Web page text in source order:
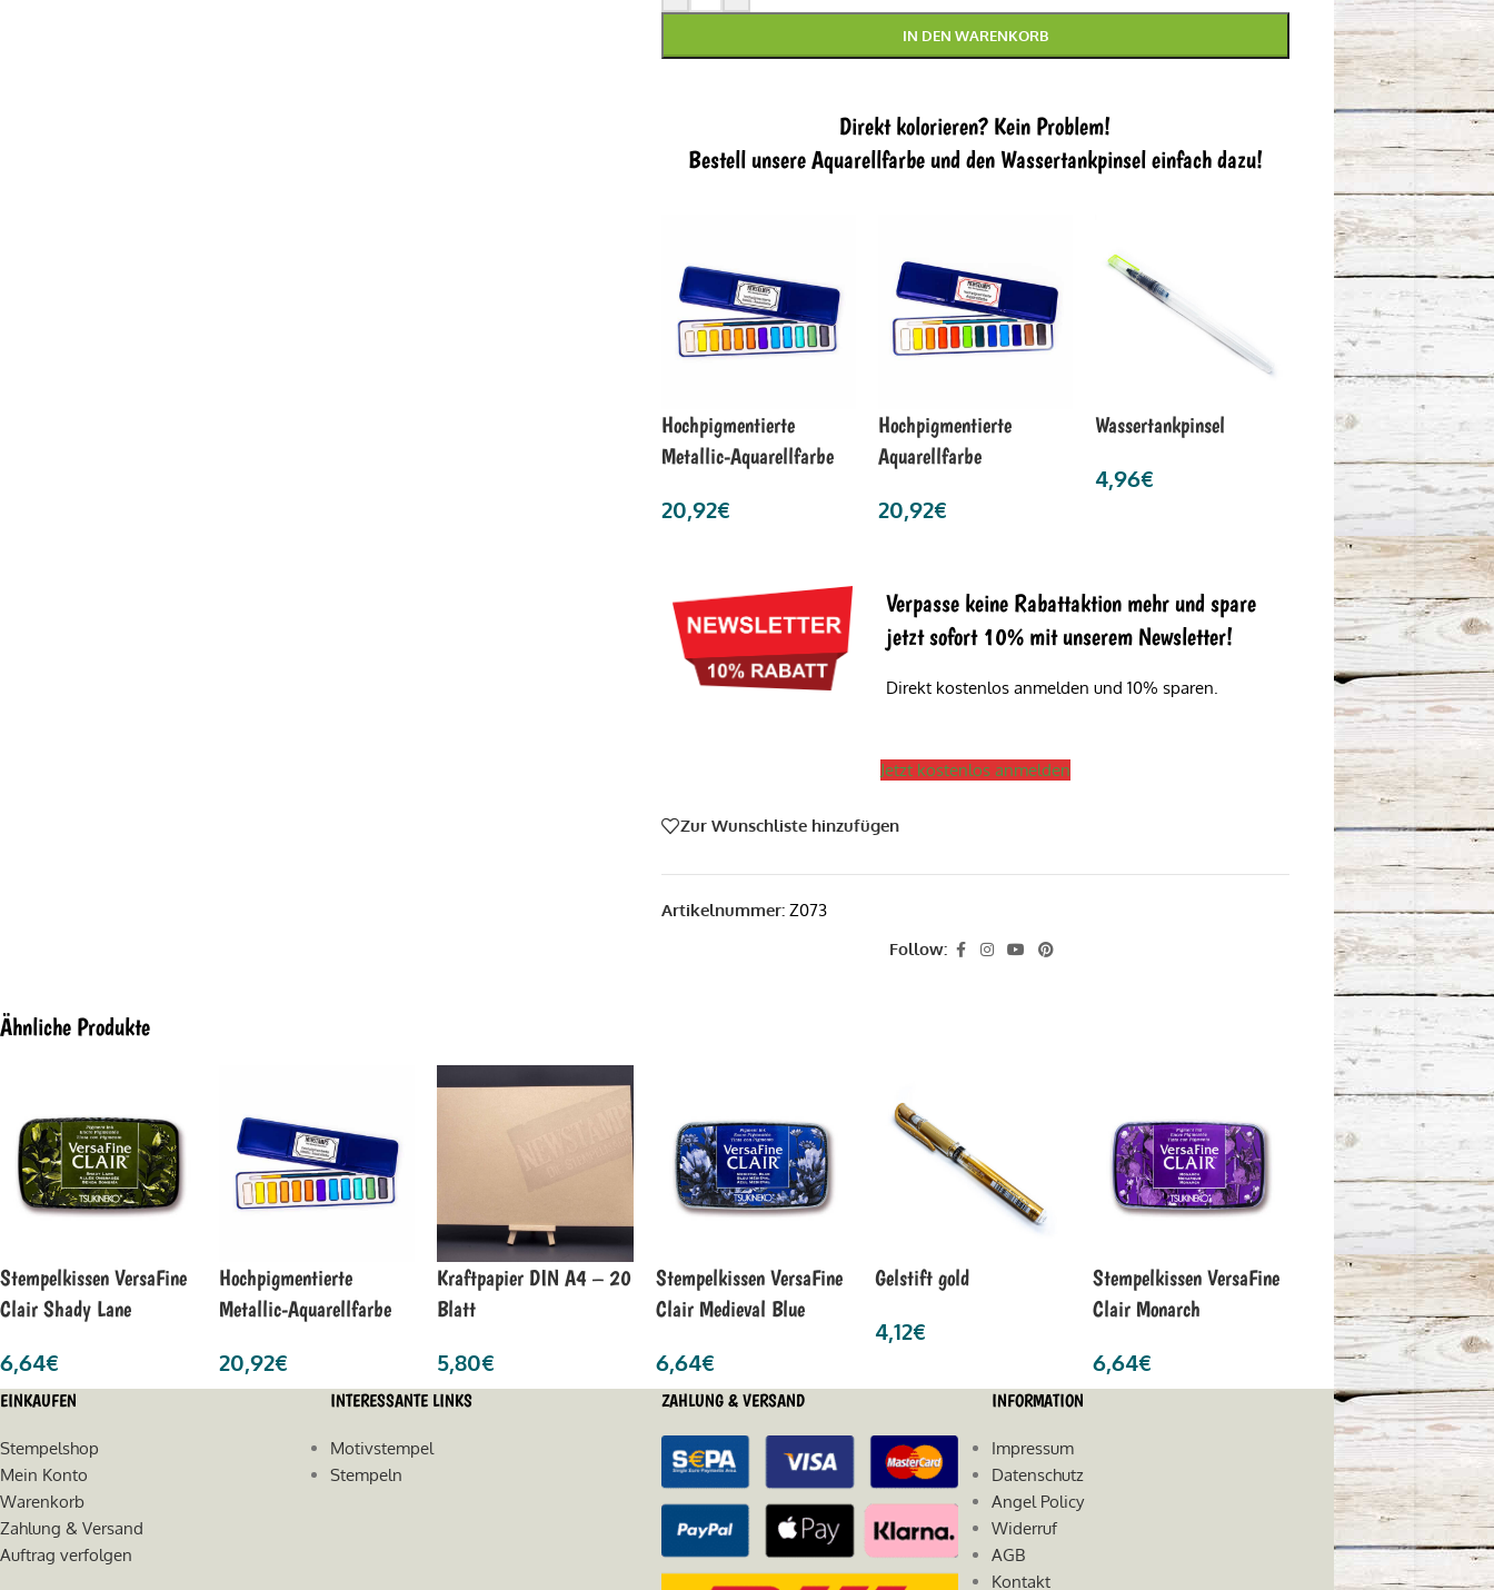
IN DEN WARENKORB
Direkt kolorieren? Kein Problem!
Bestell unsere Aquarellfarbe und den Wassertankpinsel einfach dazu!
Hochpigmentierte
Metallic-Aquarellfarbe
20,92€
Hochpigmentierte
Aquarellfarbe
20,92€
Wassertankpinsel
4,96€
Verpasse keine Rabattaktion mehr und spare
jetzt sofort 10% mit unserem Newsletter!
Direkt kostenlos anmelden und 10% sparen.
Jetzt kostenlos anmelden
Zur Wunschliste hinzufügen
Artikelnummer: Z073
Follow:
Ähnliche Produkte
Stempelkissen VersaFine
Clair Shady Lane
6,64€
Hochpigmentierte
Metallic-Aquarellfarbe
20,92€
Kraftpapier DIN A4 – 20
Blatt
5,80€
Stempelkissen VersaFine
Clair Medieval Blue
6,64€
Gelstift gold
4,12€
Stempelkissen VersaFine
Clair Monarch
6,64€
EINKAUFEN
Stempelshop
Mein Konto
Warenkorb
Zahlung & Versand
Auftrag verfolgen
INTERESSANTE LINKS
Motivstempel
Stempeln
ZAHLUNG & VERSAND INFORMATION
Impressum
Datenschutz
Angel Policy
Widerruf
AGB
Kontakt